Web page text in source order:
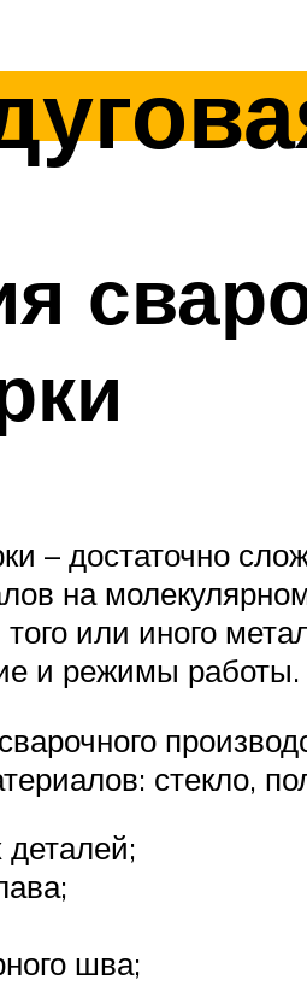
– достаточно
на
или иного
и режимы работы.
стекло,
шва;